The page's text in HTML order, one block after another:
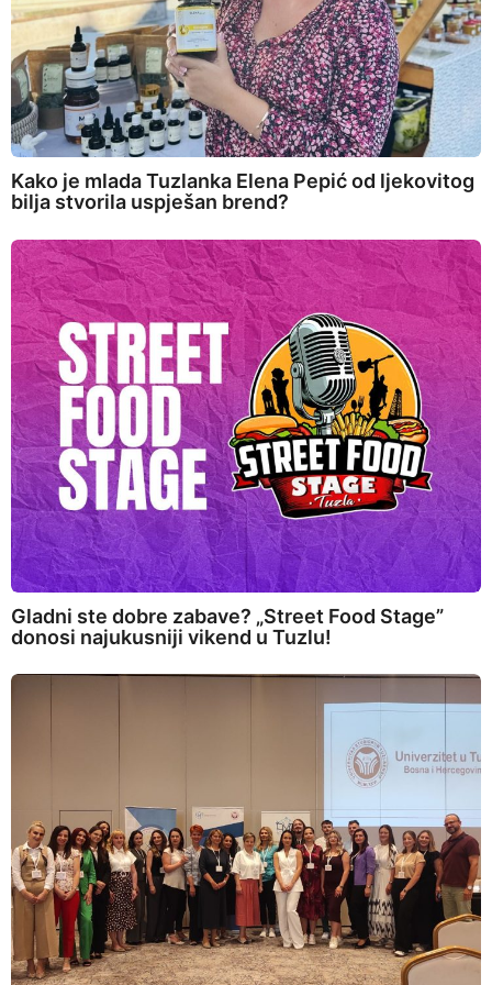
Kako je mlada Tuzlanka Elena Pepić od ljekovitog
bilja stvorila uspješan brend?
Gladni ste dobre zabave? „Street Food Stage”
donosi najukusniji vikend u Tuzlu!